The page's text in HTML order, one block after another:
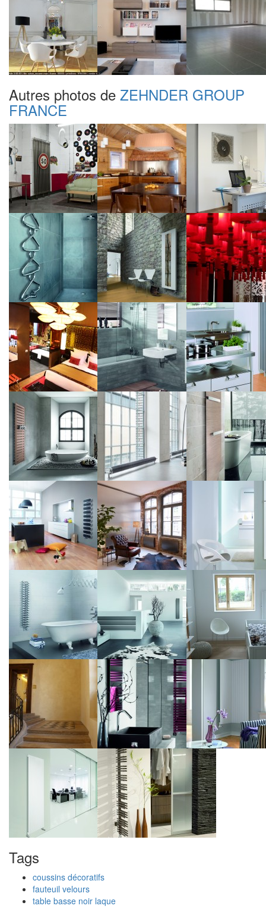
Autres photos de ZEHNDER GROUP
FRANCE
Tags
coussins décoratifs
fauteuil velours
table basse noir laque